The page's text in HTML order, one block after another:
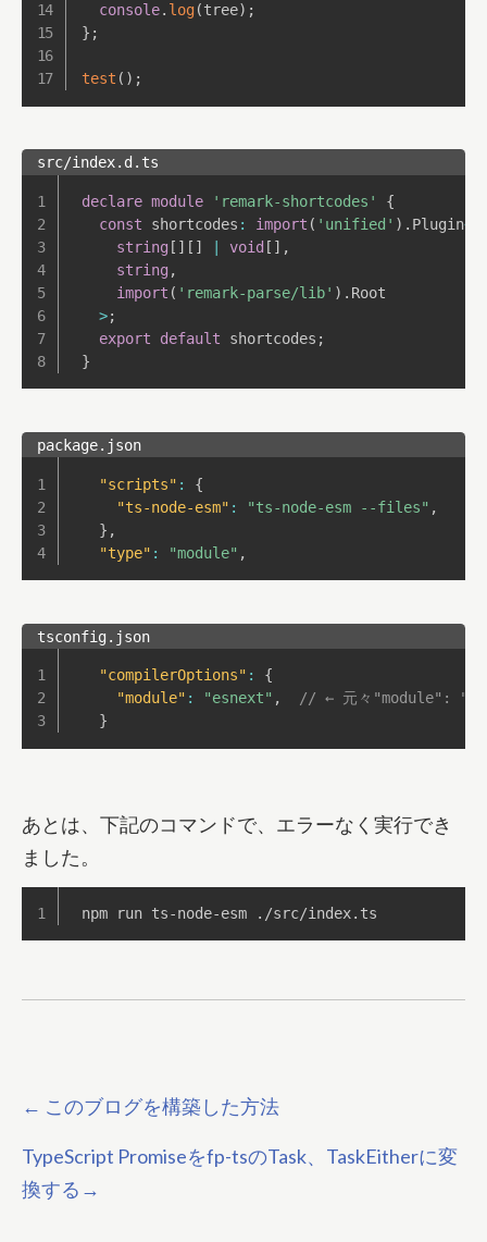
console. log(tree) ;
} ;
test ( ) ;
src/index.d.ts
declare module 'remark-shortcodes'
{
const shortcodes : import ( 'unified' ) . Plugin<
string [ ] [ ] void [ ] ,
string ,
import ( 'remark-parse/lib' ) . Root
>;
export
default shortcodes ;
}
package.json
"scripts" :
{
"ts-node-esm" : "ts-node-esm --files" ,
} ,
"type" : "module" ,
tsconfig.json
"compilerOptions" :
{
"module" : "esnext" ,
// ← 元々"module":
}
あとは、下記のコマンドで、エラーなく実行でき
ました。
npm run ts-node-esm ./src/index.ts
← このブログを構築した方法
TypeScript Promiseをfp-tsのTask、TaskEitherに変
換する →